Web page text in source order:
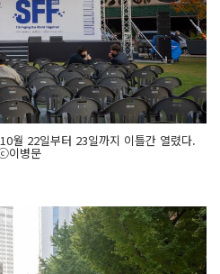
월 22일부터 23일까지 이틀간 열렸다.
이병문